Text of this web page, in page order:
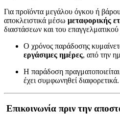
Για προϊόντα μεγάλου όγκου ή
αποκλειστικά μέσω μεταφορικής
διαστάσεων και του
Ο χρόνος παράδοσης
εργάσιμες ημέρες, από την
Η παράδοση πραγματοποιείται
έχει συμφωνηθεί διαφορετικά.
Επικοινωνία πριν την